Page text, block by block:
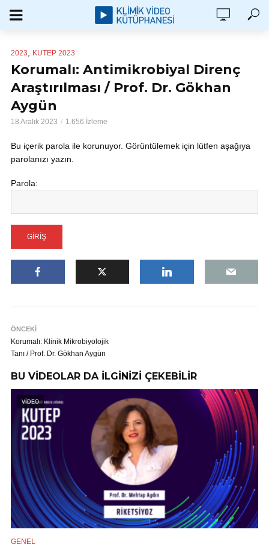
2023 KUTEP 2023
Korumalı: Antimikrobiyal Direnç
Araştırılması / Prof. Dr. Gökhan
Aygün
18 Aralık 2023 1.656 İzleme
Bu içerik parola ile korunuyor. Görüntülemek için lütfen aşağıya
parolanızı yazın.
Parola:
ÖNCEKİ
Korumalı: Klinik Mikrobiyolojik
Tanı / Prof. Dr. Gökhan Aygün
BU VİDEOLAR DA İLGİNİZİ ÇEKEBİLİR
VİDEO
GENEL